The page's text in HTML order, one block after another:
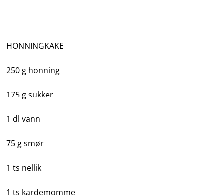
HONNINGKAKE
250 g honning
175 g sukker
1 dl vann
75 g smør
1 ts nellik
1 ts kardemomme